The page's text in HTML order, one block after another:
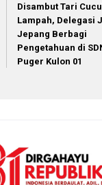
Disambut Tari
Lampah, Delegasi
Jepang Berbagi
Pengetahuan di
Puger Kulon 01